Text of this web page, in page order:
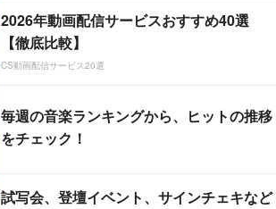
2026年動画配信サービスおすすめ40選
【徹底比較】
CS動画配信サービス20選
毎週の音楽ランキングから、ヒットの推移
をチェック！
試写会、登壇イベント、サインチェキなど